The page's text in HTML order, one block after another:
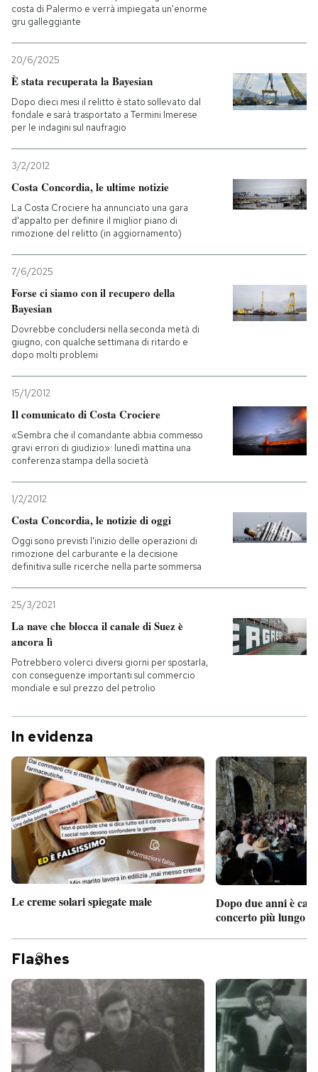
costa di Palermo e verrà impiegata un'enorme
gru galleggiante
20/6/2025
È stata recuperata la Bayesian
Dopo dieci mesi il relitto è stato sollevato dal
fondale e sarà trasportato a Termini Imerese
per le indagini sul naufragio
3/2/2012
Costa Concordia, le ultime notizie
La Costa Crociere ha annunciato una gara
d'appalto per definire il miglior piano di
rimozione del relitto (in aggiornamento)
7/6/2025
Forse ci siamo con il recupero della
Bayesian
Dovrebbe concludersi nella seconda metà di
giugno, con qualche settimana di ritardo e
dopo molti problemi
15/1/2012
Il comunicato di Costa Crociere
«Sembra che il comandante abbia commesso
gravi errori di giudizio»: lunedì mattina una
conferenza stampa della società
1/2/2012
Costa Concordia, le notizie di oggi
Oggi sono previsti l'inizio delle operazioni di
rimozione del carburante e la decisione
definitiva sulle ricerche nella parte sommersa
25/3/2021
La nave che blocca il canale di Suez è
ancora lì
Potrebbero volerci diversi giorni per spostarla,
con conseguenze importanti sul commercio
mondiale e sul prezzo del petrolio
In evidenza
Le creme solari spiegate male
Dopo due anni è
concerto più lungo
Fla hes